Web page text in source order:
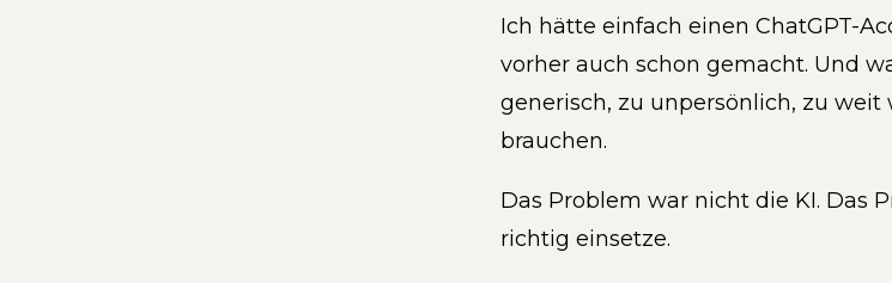
Ich hätte einfach einen ChatGPT-
vorher auch schon gemacht. Und
generisch, zu unpersönlich, zu
brauchen.
Das Problem war nicht die KI. Das
richtig einsetze.